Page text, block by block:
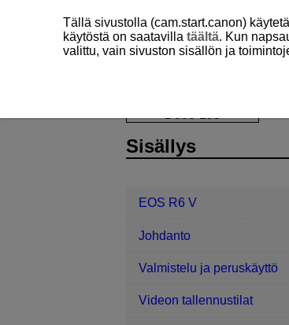
Sisällys
EOS R6 V
Johdanto
Valmistelu ja peruskäyttö
Videon tallennustilat
Tällä sivustolla (cam.start.canon)
käytöstä on saatavilla täältä. Kun
valittu, vain sivuston sisällön ja